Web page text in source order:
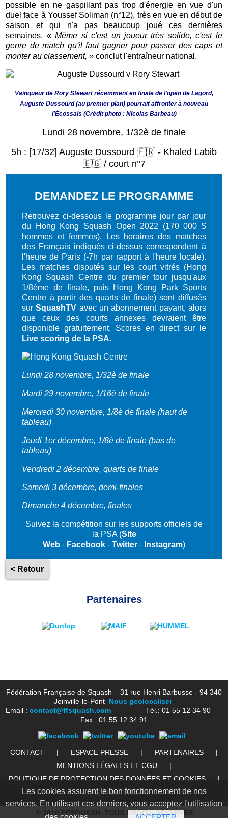
possible en ne gaspillant pas trop d'énergie en vue d'un
duel face à Youssef Soliman (n°12), très en vue en début de
saison et qui n'a pas beaucoup joué ces dernières
semaines. «Même si c'est un joueur très solide, c'est le
genre de match qu'il faut gagner pour passer des caps et
monter au classement, »conclut l'entraîneur national.
Vainqueur de Rory Stewart récemment en finale de l'open de Lagord,
Auguste Dussourd (au premier plan) pourrait affronter à nouveau
l'Écossais (Crédit photo : Nicolas Barbeau)
Lundi 28 novembre, 1/32è de finale
5h : [17/32] Auguste Dussourd 🇫🇷 - Khaled Labib
🇪🇬 / court n°7
DEMANDEZ LE PROGRAMME
Retrouvez ci-dessous le programme jour par jour
du Hong Kong Squash Open 2022 (170 000 $
hommes et femmes). Les horaires des matches
des Français indiqués ci-dessus correspondent à
l'heure de Paris (-7h par rapport à l'heure locale).
Les matches disputés sur les court vitrés (Hong
Kong Squash Centre du premier tour jusqu'aux
1/8ème de finale, puis Hong Kong Park Sports
Centre à partir des quarts de finale) sont diffusés
surSquashTV avec un abonnement payant, alors
que ceux des courts annexes devraient être
disponible gratuitement. Scores en direct sur le
Live scoring de la PSA.
Lundi 28 novembre, 1/32è de finale
Mardi 29 novembre, 1/16è de finale
Mercredi 30 novembre, 1/8è de finale (haut de
tableau)
Jeudi 1er décembre, 1/8è de finale (bas de
tableau)
Vendredi 2 décembre, quarts de finale
Samedi 3 décembre, demi-finales
Dimanche 4 décembre, finales
Suivez la compétition sur les supports officiels de
la PSA (Site
Web - Facebook - Twitter - Instagram)
< Retour
Partenaires
Fédération Française de Squash – 31 rue Henri Barbusse - 94 340
Joinville-le-Pont Nous geolocaliser
Email : contact@ffsquash.comTél.: 01 55 12 34 90
Fax : 01 55 12 34 91
CONTACT | ESPACE PRESSE | PARTENAIRES
|
MENTIONS LÉGALES ET CGU
|
POLITIQUE DE PROTECTION DES DONNÉES ET COOKIES
|
PLAN DU SITE
© 2016 FFSQUASH. TOUS DROITS RÉSERVÉS
Les cookies assurent le bon fonctionnement de nos
services. En utilisant ces derniers, vous acceptez l'utilisation